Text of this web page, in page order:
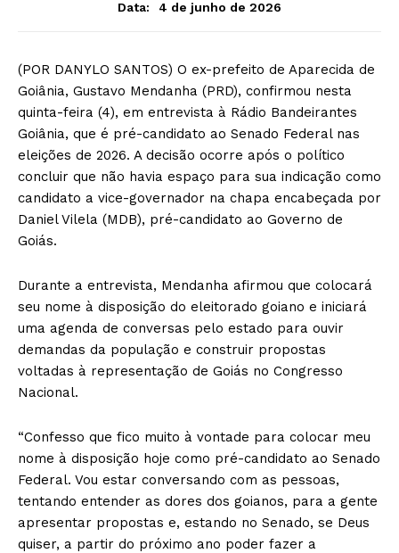
Data:
4 de junho de 2026
(POR DANYLO SANTOS) O ex-prefeito de Aparecida de
Goiânia, Gustavo Mendanha (PRD), confirmou nesta
quinta-feira (4), em entrevista à Rádio Bandeirantes
Goiânia, que é pré-candidato ao Senado Federal nas
eleições de 2026. A decisão ocorre após o político
concluir que não havia espaço para sua indicação como
candidato a vice-governador na chapa encabeçada por
Daniel Vilela (MDB), pré-candidato ao Governo de
Goiás.
Durante a entrevista, Mendanha afirmou que colocará
seu nome à disposição do eleitorado goiano e iniciará
uma agenda de conversas pelo estado para ouvir
demandas da população e construir propostas
voltadas à representação de Goiás no Congresso
Nacional.
“Confesso que fico muito à vontade para colocar meu
nome à disposição hoje como pré-candidato ao Senado
Federal. Vou estar conversando com as pessoas,
tentando entender as dores dos goianos, para a gente
apresentar propostas e, estando no Senado, se Deus
quiser, a partir do próximo ano poder fazer a